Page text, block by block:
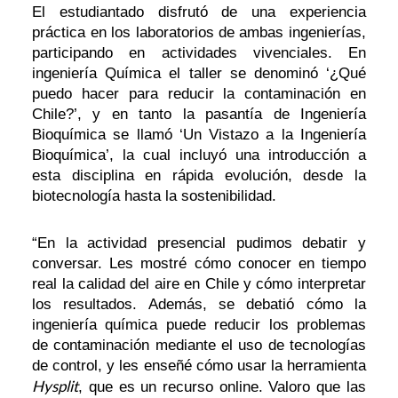
El estudiantado disfrutó de una experiencia
práctica en los laboratorios de ambas ingenierías,
participando en actividades vivenciales. En
ingeniería Química el taller se denominó ‘¿Qué
puedo hacer para reducir la contaminación en
Chile?’, y en tanto la pasantía de Ingeniería
Bioquímica se llamó ‘Un Vistazo a la Ingeniería
Bioquímica’, la cual incluyó una introducción a
esta disciplina en rápida evolución, desde la
biotecnología hasta la sostenibilidad.
“En la actividad presencial pudimos debatir y
conversar. Les mostré cómo conocer en tiempo
real la calidad del aire en Chile y cómo interpretar
los resultados. Además, se debatió cómo la
ingeniería química puede reducir los problemas
de contaminación mediante el uso de tecnologías
de control, y les enseñé cómo usar la herramienta
Hysplit, que es un recurso online. Valoro que las